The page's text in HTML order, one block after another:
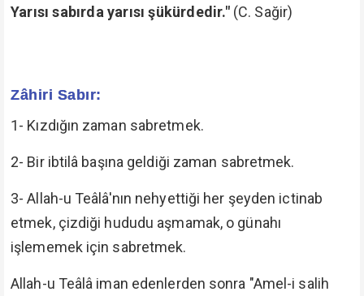
Yarısı sabırda yarısı şükürdedir." (C. Sağir)
Zâhiri Sabır:
1- Kızdığın zaman sabretmek.
2- Bir ibtilâ başına geldiği zaman sabretmek.
3- Allah-u Teâlâ'nın nehyettiği her şeyden ictinab
etmek, çizdiği hududu aşmamak, o günahı
işlememek için sabretmek.
Allah-u Teâlâ iman edenlerden sonra "Amel-i salih